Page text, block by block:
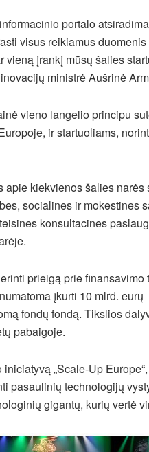
portalo
visus reikiamus
įrankį mūsų šalies
ministrė Aušrinė
vieno langelio principu
ir startuoliams,
kiekvienos šalies narės
socialines ir mokestines
konsultacines
prieigą prie
įkurti 10 mlrd.
fondų fondą. Tikslios
pabaigoje.
„Scale-Up
pasaulinių technologijų
gigantų, kurių vertė